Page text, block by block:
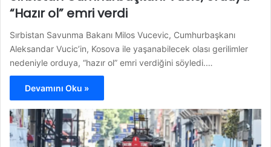
“Hazır ol” emri verdi
Sırbistan Savunma Bakanı Milos Vucevic, Cumhurbaşkanı
Aleksandar Vucic’in, Kosova ile yaşanabilecek olası gerilimler
nedeniyle orduya, “hazır ol” emri verdiğini söyledi.…
Devamını Oku »